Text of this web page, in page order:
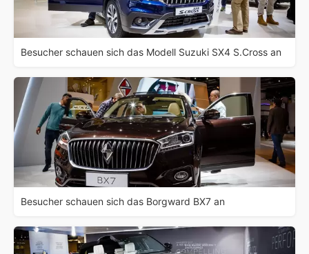
Besucher schauen sich das Modell Suzuki SX4 S.Cross an
Besucher schauen sich das Borgward BX7 an